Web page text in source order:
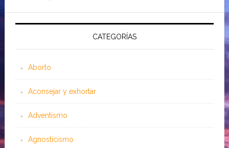
CATEGORÍAS
Aborto
Aconsejar y exhortar
Adventismo
Agnosticismo